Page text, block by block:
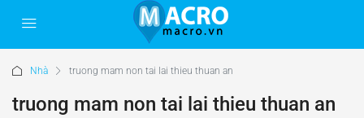
Nhà truong mam non tai lai thieu thuan an
truong mam non tai lai thieu thuan an